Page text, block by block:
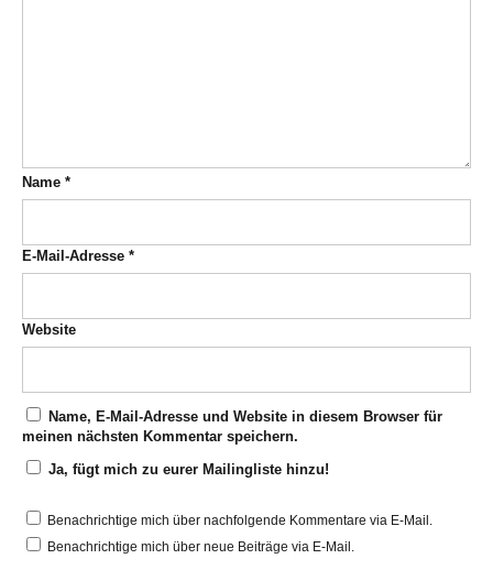
Name *
E-Mail-Adresse *
Website
Name, E-Mail-Adresse und Website in diesem Browser für
meinen nächsten Kommentar speichern.
Ja, fügt mich zu eurer Mailingliste hinzu!
Benachrichtige mich über nachfolgende Kommentare via E-Mail.
Benachrichtige mich über neue Beiträge via E-Mail.